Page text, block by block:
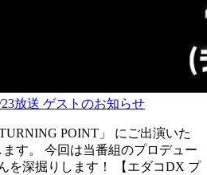
放送 ゲストのお知らせ
POINT」 にご出演いた
す。 今回は当番組のプロデュー
を深掘りします！ 【エダコDX プ